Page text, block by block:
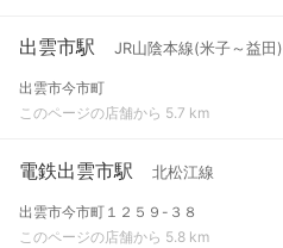
出雲市駅 JR山陰本線(米子～益田)
出雲市今市町
このページの店舗から 5.7 km
電鉄出雲市駅 北松江線
出雲市今市町１２５９-３８
このページの店舗から 5.8 km